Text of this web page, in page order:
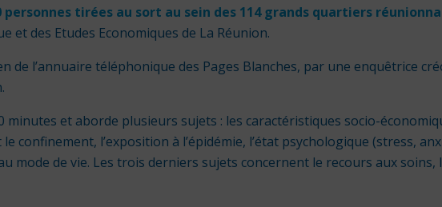
personnes tirées au sort au sein des 114 grands quartiers
et des Etudes Economiques de La Réunion.
de l’annuaire téléphonique des Pages Blanches, par une enquêtrice
et aborde plusieurs sujets : les caractéristiques socio-
confinement, l’exposition à l’épidémie, l’état psychologique (stress,
mode de vie. Les trois derniers sujets concernent le recours aux soins,